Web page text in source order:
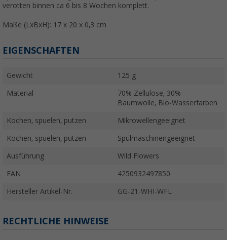
verotten binnen ca 6 bis 8 Wochen komplett.
Maße (LxBxH): 17 x 20 x 0,3 cm
EIGENSCHAFTEN
Gewicht 125 g
Material
70% Zellulose, 30%
Baumwolle, Bio-Wasserfarben
Kochen, spuelen, putzen Mikrowellengeeignet
Kochen, spuelen, putzen Spülmaschinengeeignet
Ausführung Wild Flowers
EAN 4250932497850
Hersteller Artikel-Nr. GG-21-WHI-WFL
RECHTLICHE HINWEISE